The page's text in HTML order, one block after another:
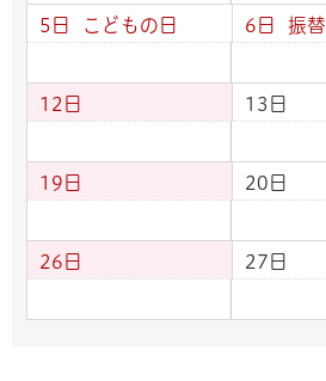
5日 こどもの日 6日 振替
12日 13日
19日 20日
26日 27日